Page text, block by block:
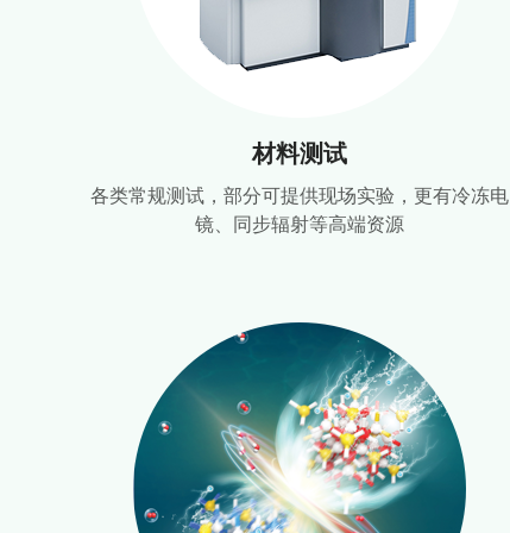
材料测试
各类常规测试，部分可提供现场实验，更有冷冻电
镜、同步辐射等高端资源